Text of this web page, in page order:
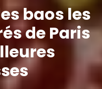
baos les
de Paris